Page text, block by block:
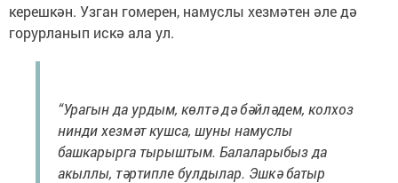
керешкән. Узган гомерен, намуслы хезмәтен әле дә
горурланып искә ала ул.
“Урагын да урдым, көлтә дә бәйләдем, колхоз
нинди хезмәт кушса, шуны намуслы
башкарырга тырыштым. Балаларыбыз да
акыллы, тәртипле булдылар. Эшкә батыр